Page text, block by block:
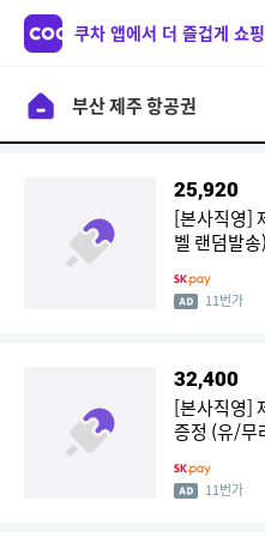
쿠차 앱에서 더 즐겁게 쇼
25,920
[본사직영]
벨 랜덤발
11번가
32,400
[본사직영] 제주 삼
증정 (유/무
11번가